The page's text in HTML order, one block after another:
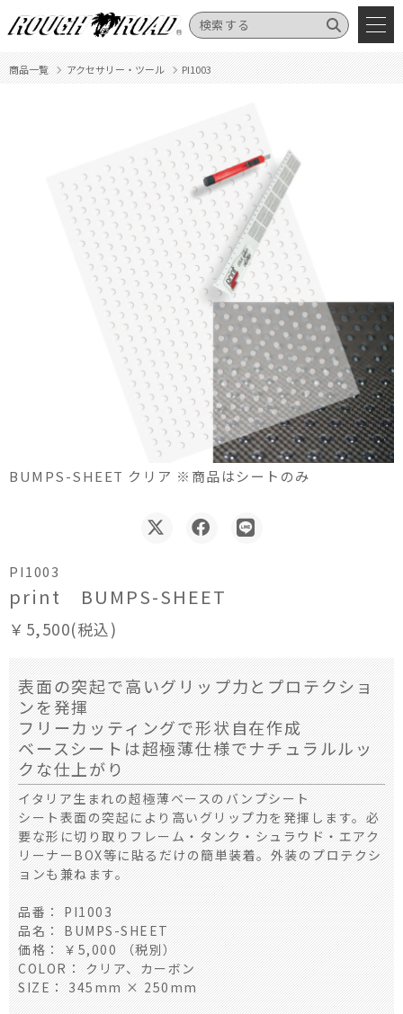
商品一覧 アクセサリー・ツール PI1003
BUMPS-SHEET クリア ※商品はシートのみ
PI1003
print BUMPS-SHEET
￥5,500(税込)
表面の突起で高いグリップ力とプロテクショ
ンを発揮
フリーカッティングで形状自在作成
ベースシートは超極薄仕様でナチュラルルッ
クな仕上がり
イタリア生まれの超極薄ベースのバンプシート
シート表面の突起により高いグリップ力を発揮します。必
要な形に切り取りフレーム・タンク・シュラウド・エアク
リーナーBOX等に貼るだけの簡単装着。外装のプロテクシ
ョンも兼ねます。
品番： PI1003
品名： BUMPS-SHEET
価格： ￥5,000 （税別）
COLOR： クリア、カーボン
SIZE： 345mm × 250mm